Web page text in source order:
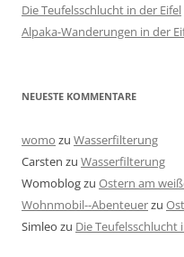
Die Teufelsschlucht in der Eifel
Alpaka-Wanderungen in der
NEUESTE KOMMENTARE
womo zu Wasserfilterung
Carsten zu Wasserfilterung
Womoblogzu Ostern am
Wohnmobil--Abenteuerzu
Simleo zu Die Teufelsschlucht